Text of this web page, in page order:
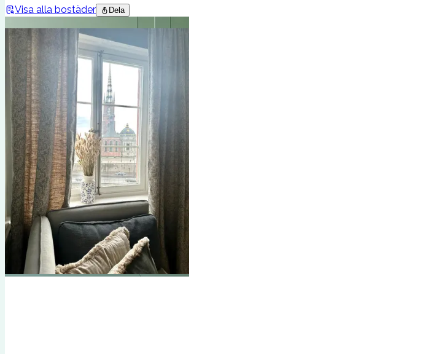
Visa alla bostäder Dela